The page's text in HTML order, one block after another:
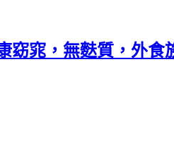
窈窕，無麩質，外